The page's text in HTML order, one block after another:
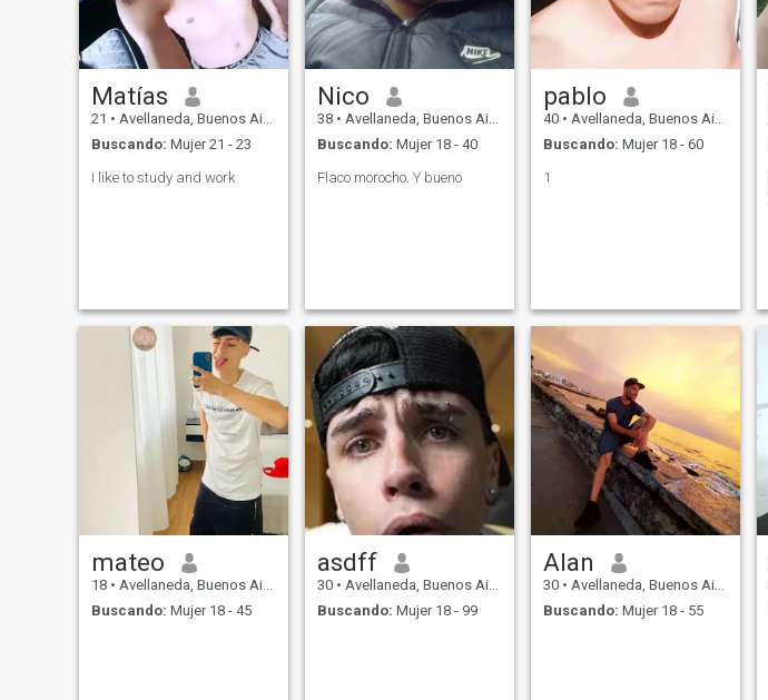
Matías
21 • Avellaneda, Buenos Aires, Argentina
Buscando: Mujer 21 - 23
I like to study and work
Nico
38 • Avellaneda, Buenos Aires, Argentina
Buscando: Mujer 18 - 40
Flaco morocho. Y bueno
pablo
40 • Avellaneda, Buenos Aires, Argentina
Buscando: Mujer 18 - 60
1
mateo
18 • Avellaneda, Buenos Aires, Argentina
Buscando: Mujer 18 - 45
asdff
30 • Avellaneda, Buenos Aires, Argentina
Buscando: Mujer 18 - 99
Alan
30 • Avellaneda, Buenos Aires, Argentina
Buscando: Mujer 18 - 55